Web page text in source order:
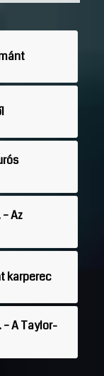
Az
karperec
A Taylor-